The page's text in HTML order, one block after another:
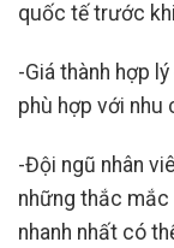
quốc tế trước
-Giá thành hợp
phù hợp với nhu
-Đội ngũ nhân
những thắc mắc
nhanh nhất có